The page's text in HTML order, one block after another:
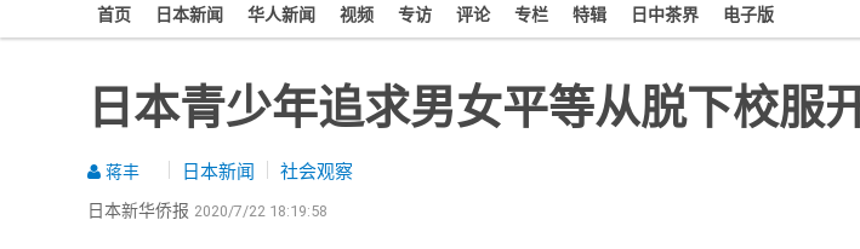
首页 日本新闻 华人新闻 视频 专访 评论 专栏 特辑 日中茶界 电子版
日本青少年追求男女平等从脱下校服
蒋丰 日本新闻 社会观察
日本新华侨报 2020/7/22 18:19:58